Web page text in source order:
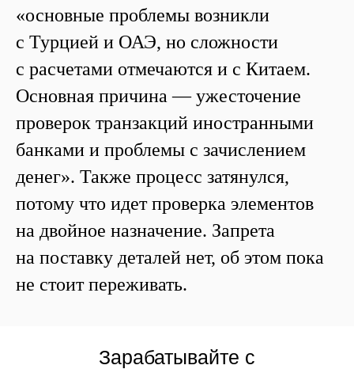
«основные проблемы возникли
с Турцией и ОАЭ, но сложности
с расчетами отмечаются и с Китаем.
Основная причина — ужесточение
проверок транзакций иностранными
банками и проблемы с зачислением
денег». Также процесс затянулся,
потому что идет проверка элементов
на двойное назначение. Запрета
на поставку деталей нет, об этом пока
не стоит переживать.
Зарабатывайте с